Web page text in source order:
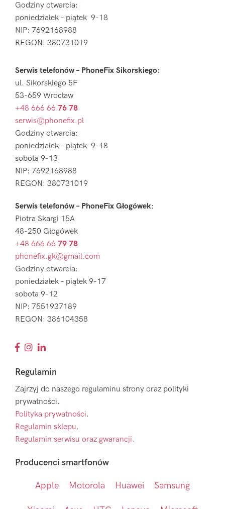
Godziny otwarcia:
poniedziałek – piątek 9-18
NIP: 7692168988
REGON: 380731019
Serwis telefonów – PhoneFix Sikorskiego:
ul. Sikorskiego 5F
53-659 Wrocław
+48 666 66 76 78
serwis@phonefix.pl
Godziny otwarcia:
poniedziałek – piątek 9-18
sobota 9-13
NIP: 7692168988
REGON: 380731019
Serwis telefonów – PhoneFix Głogówek:
Piotra Skargi 15A
48-250 Głogówek
+48 666 66 79 78
phonefix.gk@gmail.com
Godziny otwarcia:
poniedziałek – piątek 9-17
sobota 9-12
NIP: 7551937189
REGON: 386104358
Regulamin
Zajrzyj do naszego regulaminu strony oraz polityki
prywatności.
Polityka prywatności.
Regulamin sklepu.
Regulamin serwisu oraz gwarancji.
Producenci smartfonów
Apple Motorola Huawei Samsung